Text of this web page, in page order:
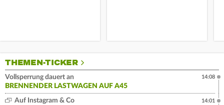
THEMEN-TICKER
Vollsperrung dauert an
BRENNENDER LASTWAGEN AUF A45
14:08
Auf Instagram & Co
14:01